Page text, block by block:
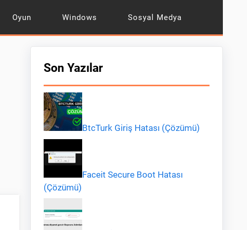
Oyun Windows Sosyal Medya
Son Yazılar
BtcTurk Giriş Hatası (Çözümü)
Faceit Secure Boot Hatası
(Çözümü)